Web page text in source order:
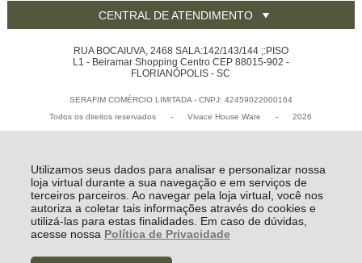
Utilizamos seus dados para analisar e personalizar nossa
loja virtual durante a sua navegação e em serviços de
terceiros parceiros. Ao navegar pela loja virtual, você nos
autoriza a coletar tais informações através do cookies e
utilizá-las para estas finalidades. Em caso de dúvidas,
acesse nossa Política de Privacidade
CENTRAL DE ATENDIMENTO
RUA BOCAIUVA, 2468 SALA:142/143/144 ;:PISO
L1 - Beiramar Shopping Centro CEP 88015-902 -
FLORIANÓPOLIS - SC
SERAFIM COMÉRCIO LIMITADA - CNPJ: 42459022000164
Todos os direitos reservados
- Vivace House Ware - 2026